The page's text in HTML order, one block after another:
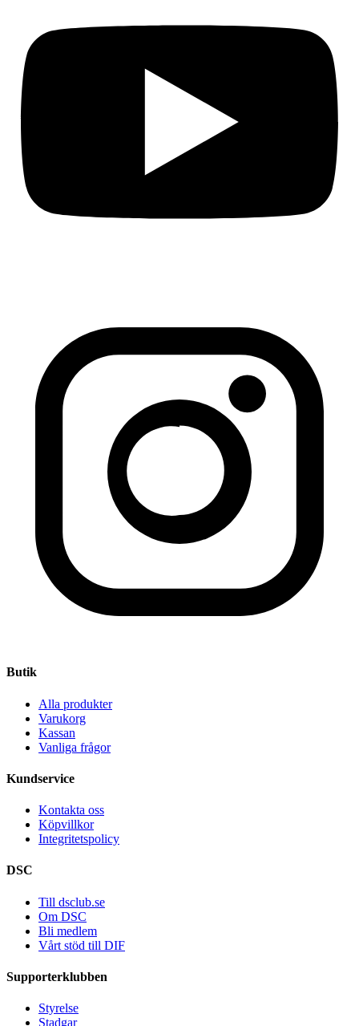
Butik
Alla produkter
Varukorg
Kassan
Vanliga frågor
Kundservice
Kontakta oss
Köpvillkor
Integritetspolicy
DSC
Till dsclub.se
Om DSC
Bli medlem
Vårt stöd till DIF
Supporterklubben
Styrelse
Stadgar